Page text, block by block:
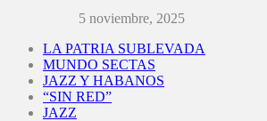
5 noviembre, 2025
LA PATRIA SUBLEVADA
MUNDO SECTAS
JAZZ Y HABANOS
“SIN RED”
JAZZ